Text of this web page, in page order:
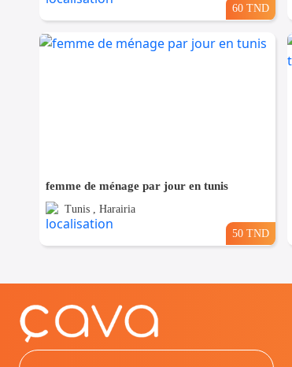
60 TND
femme de ménage par jour en tunis
Tunis , Harairia
50 TND